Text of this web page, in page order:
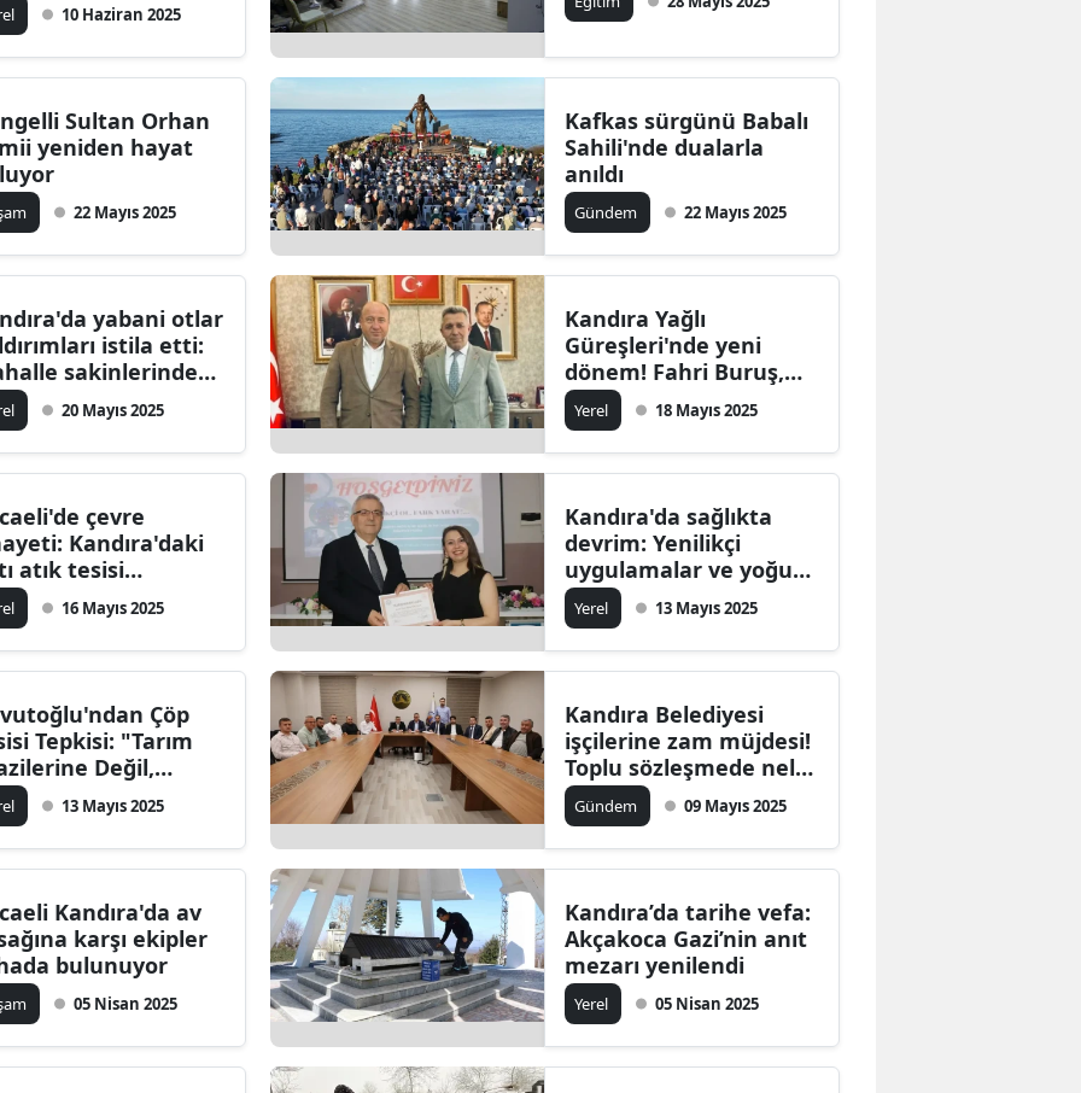
Hatay
Mersin
İzmir
Kastamonu
Kayseri
Kırklareli
Kocaeli
Konya
Kütahya
Manisa
Kahramanmaraş
Mardin
Muş
Nevşehir
Niğde
10 Haziran 2025
Sultan Orhan
yeniden hayat
22 Mayıs 2025
Kafkas sürgünü Babalı
Sahili'nde dualarla
anıldı
Gündem 22 Mayıs 2025
yabani otlar
istila etti:
sakinlerinden
çığlık
20 Mayıs 2025
Kandıra Yağlı
Güreşleri'nde yeni
dönem! Fahri Buruş,
ağa olarak güreş
severlerle buluşacak
Yerel 18 Mayıs 2025
çevre
Kandıra'daki
atık tesisi
neden oluyor
16 Mayıs 2025
Kandıra'da sağlıkta
devrim: Yenilikçi
uygulamalar ve yoğun
ilgiyle övgü topladı
Yerel 13 Mayıs 2025
Çöp
Tepkisi: "Tarım
Değil,
Yapılsın!
13 Mayıs 2025
Kandıra Belediyesi
işçilerine zam müjdesi!
Toplu sözleşmede neler
var?
Gündem 09 Mayıs 2025
Kandıra'da av
karşı ekipler
bulunuyor
05 Nisan 2025
Kandıra’da tarihe vefa:
Akçakoca Gazi’nin anıt
mezarı yenilendi
Yerel 05 Nisan 2025